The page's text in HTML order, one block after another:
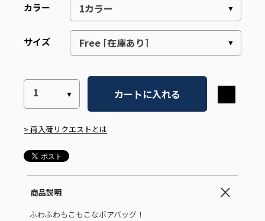
カラー
サイズ
カートに入れる
> 再入荷リクエストとは
商品説明
ふわふわもこもこなボアバッグ！